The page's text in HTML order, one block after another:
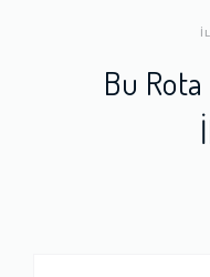
Bu